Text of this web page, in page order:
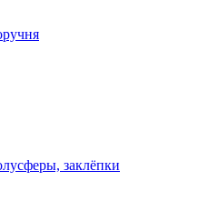
заклёпки